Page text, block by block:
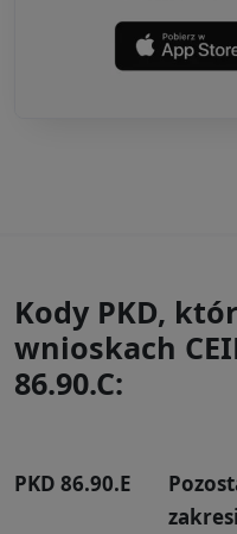
Kody PKD,
wnioskach
86.90.C:
PKD 86.90.E